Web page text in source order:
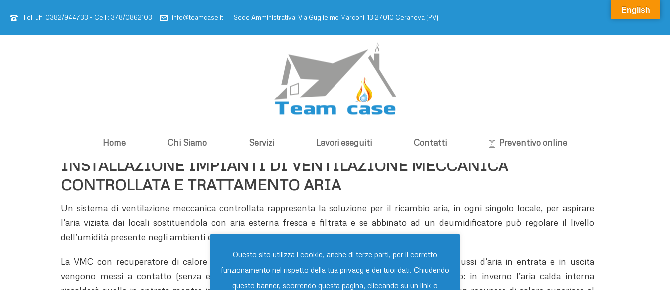
Tel. uff. 0382/944733 - Cell.: 378/0862103 info@teamcase.it Sede Amministrativa: Via Guglielmo Marconi, 13 27010 Ceranova (PV)
Home Chi Siamo Servizi Lavori eseguiti Contatti Preventivo online
INSTALLAZIONE IMPIANTI DI VENTILAZIONE MECCANICA
CONTROLLATA E TRATTAMENTO ARIA
Un sistema di ventilazione meccanica controllata rappresenta la soluzione per il ricambio aria, in ogni singolo locale, per aspirare
l’aria viziata dai locali sostituendola con aria esterna fresca e filtrata e se abbinato ad un deumidificatore può regolare il livello
dell’umidità presente negli ambienti ed impedire la formazione di muffa.
La VMC con recuperatore di calore consiste nell’impiegare uno scambiatore di calore in cui i flussi d’aria in entrata e in uscita
vengono messi a contatto (senza essere miscelati) per riutilizzare il calore raccolto dall’interno: in inverno l’aria calda interna
Questo sito utilizza i cookie, anche di terze parti, per il corretto
funzionamento nel rispetto della tua privacy e dei tuoi dati. Chiudendo
questo banner, scorrendo questa pagina, cliccando su un link o
English